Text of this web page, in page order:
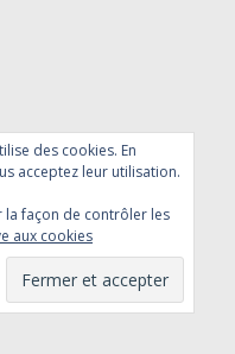
des cookies. En
acceptez leur utilisation.
la façon de contrôler les
aux cookies